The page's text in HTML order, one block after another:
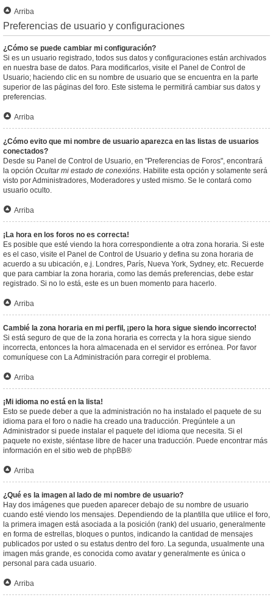
Arriba
Preferencias de usuario y configuraciones
¿Cómo se puede cambiar mi configuración?
Si es un usuario registrado, todos sus datos y configuraciones están archivados
en nuestra base de datos. Para modificarlos, visite el Panel de Control de
Usuario; haciendo clic en su nombre de usuario que se encuentra en la parte
superior de las páginas del foro. Este sistema le permitirá cambiar sus datos y
preferencias.
Arriba
¿Cómo evito que mi nombre de usuario aparezca en las listas de usuarios
conectados?
Desde su Panel de Control de Usuario, en "Preferencias de Foros", encontrará
la opción Ocultar mi estado de conexións. Habilite esta opción y solamente será
visto por Administradores, Moderadores y usted mismo. Se le contará como
usuario oculto.
Arriba
¡La hora en los foros no es correcta!
Es posible que esté viendo la hora correspondiente a otra zona horaria. Si este
es el caso, visite el Panel de Control de Usuario y defina su zona horaria de
acuerdo a su ubicación, e.j. Londres, París, Nueva York, Sydney, etc. Recuerde
que para cambiar la zona horaria, como las demás preferencias, debe estar
registrado. Si no lo está, este es un buen momento para hacerlo.
Arriba
Cambié la zona horaria en mi perfil, ¡pero la hora sigue siendo incorrecto!
Si está seguro de que de la zona horaria es correcta y la hora sigue siendo
incorrecta, entonces la hora almacenada en el servidor es errónea. Por favor
comuníquese con La Administración para corregir el problema.
Arriba
¡Mi idioma no está en la lista!
Esto se puede deber a que la administración no ha instalado el paquete de su
idioma para el foro o nadie ha creado una traducción. Pregúntele a un
Administrador si puede instalar el paquete del idioma que necesita. Si el
paquete no existe, siéntase libre de hacer una traducción. Puede encontrar más
información en el sitio web de phpBB®
Arriba
¿Qué es la imagen al lado de mi nombre de usuario?
Hay dos imágenes que pueden aparecer debajo de su nombre de usuario
cuando esté viendo los mensajes. Dependiendo de la plantilla que utilice el foro,
la primera imagen está asociada a la posición (rank) del usuario, generalmente
en forma de estrellas, bloques o puntos, indicando la cantidad de mensajes
publicados por usted o su estatus dentro del foro. La segunda, usualmente una
imagen más grande, es conocida como avatar y generalmente es única o
personal para cada usuario.
Arriba